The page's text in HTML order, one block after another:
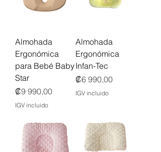
Almohada
Ergonómica
para Bebé Baby
Star
Precio
₡9 990,00
IGV incluido
Almohada
Ergonómica
Infan-Tec
Precio
₡6 990,00
IGV incluido